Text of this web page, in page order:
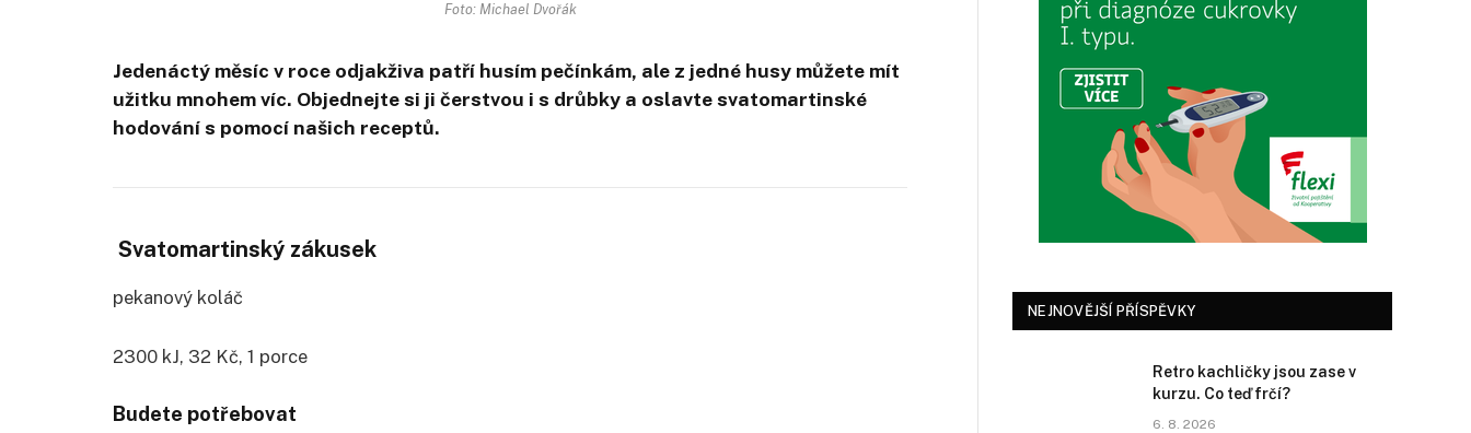
Foto: Michael Dvořák
Jedenáctý měsíc v roce odjakživa patří husím pečínkám, ale z jedné husy můžete mít
užitku mnohem víc. Objednejte si ji čerstvou i s drůbky a oslavte svatomartinské
hodování s pomocí našich receptů.
Svatomartinský zákusek
pekanový koláč
2300 kJ, 32 Kč, 1 porce
Budete potřebovat
NEJNOVĚJŠÍ PŘÍSPĚVKY
Retro kachličky jsou zase v
kurzu. Co teď frčí?
6. 8. 2026